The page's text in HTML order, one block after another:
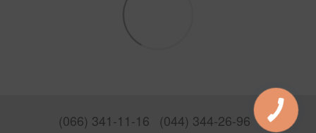
(066) 341-11-16 (044) 344-26-96